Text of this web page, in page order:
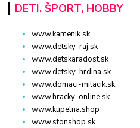
DETI, ŠPORT, HOBBY
www.kamenik.sk
www.detsky-raj.sk
www.detskaradost.sk
www.detsky-hrdina.sk
www.domaci-milacik.sk
www.hracky-online.sk
www.kupelna.shop
www.stonshop.sk